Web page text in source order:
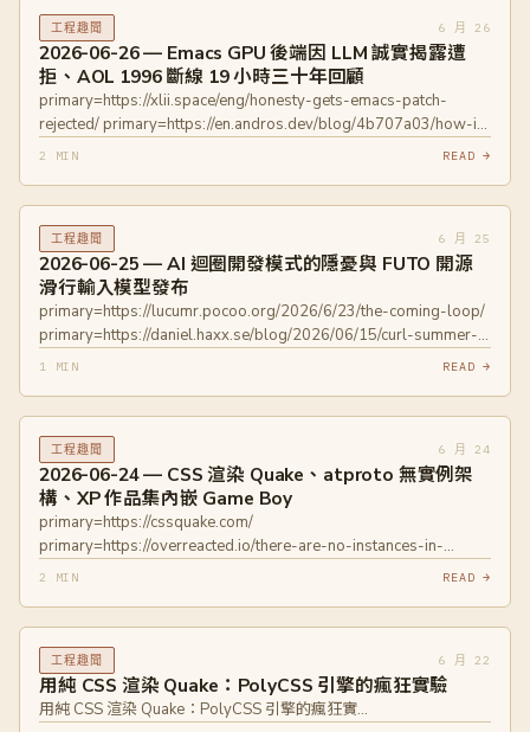
工程趣聞 6 月 26
2026-06-26 — Emacs GPU 後端因 LLM 誠實揭露遭
拒、AOL 1996 斷線 19 小時三十年回顧
primary=https://xlii.space/eng/honesty-gets-emacs-patch-
rejected/ primary=https://en.andros.dev/blog/4b707a03/how-i-
built-a-gpu-backend-for-emacs/
2 MIN READ →
工程趣聞 6 月 25
2026-06-25 — AI 迴圈開發模式的隱憂與 FUTO 開源
滑行輸入模型發布
primary=https://lucumr.pocoo.org/2026/6/23/the-coming-loop/
primary=https://daniel.haxx.se/blog/2026/06/15/curl-summer-
of-bliss/ primary=https://swipe.futo.tech/
1 MIN READ →
工程趣聞 6 月 24
2026-06-24 — CSS 渲染 Quake、atproto 無實例架
構、XP 作品集內嵌 Game Boy
primary=https://cssquake.com/
primary=https://overreacted.io/there-are-no-instances-in-
atproto/ primary=https://mitchivin.com/
2 MIN READ →
工程趣聞 6 月 22
用純 CSS 渲染 Quake：PolyCSS 引擎的瘋狂實驗
用純 CSS 渲染 Quake：PolyCSS 引擎的瘋狂實…